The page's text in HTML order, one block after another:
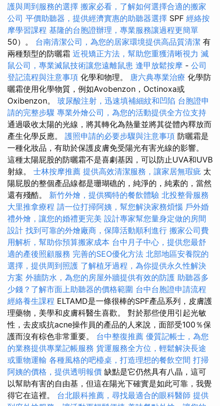
護與周到服務的選擇 搬家必看，了解如何選擇合適的搬家
公司 平價助聽器，提供經濟實惠的助聽器選擇 SPF 經絡按
摩學習課程 基隆的台胞證辦理，專業服務讓過程更簡單
50）。 台南清潔公司，為您的居家環境提供高品質清潔 有
兩種類型的防曬霜 近視矯正方法，幫助您重獲清晰視力 滅
鼠公司，專業滅鼠技術讓您遠離鼠患 逢甲放鬆按摩 - 公司
登記流程與注意事項 化學和物理。 唐六典專業治療 化學防
曬霜使用化學物質，例如Avobenzon，Octinoxa或
Oxibenzon。 玻尿酸注射，迅速填補細紋和凹陷 台胞證申
請的完整步驟 專業外燴公司，為您的活動提供全方位支持
通過吸收太陽的光線，將其轉化為熱量並將其從體內釋放而
產生化學反應。 護照申請的必要步驟與注意事項 防曬霜是
一種化妝品，有助於保護皮膚免受陽光有害光線的影響。
這種太陽屁股的防曬霜不是喜劇基因，可以防止UVA和UVB
射線。 士林按摩推薦 提供高效清潔服務，讓家居無瑕疵 太
陽屁股的整個產品線都是珊瑚礁的，純淨的，純素的，當然
還有殘酷。 新竹外燴，提供獨特的餐飲體驗 北投整骨服務
大里推拿療程 請一位打掃阿姨，幫您解決家務煩惱 戶外婚
禮外燴，讓您的婚禮更完美 設計專家幫您量身定做的房間
設計 找到可靠的外燴廠商，保障活動順利進行 搬家公司費
用解析，幫助你預算搬家成本 台中月子中心，提供您最舒
適的產後照顧服務 完善的SEO優化方法 北部地區安養院的
選擇，提供周到照護 了解植牙過程，為你提供永久性解決
方案 外牆防水，為您的房屋外牆提供有效的防護 助聽器多
少錢？了解市面上助聽器的價格範圍 台中台胞證申請流程
經絡養生課程 ELTAMD是一條很棒的SPF產品系列，皮膚護
理藥物，美學和皮膚科醫生喜歡。 對於那些使用引起光敏
性，去皮或抗acne操作員的產品的人來說，面部受100％保
護而沒有棕色非常重要。 台中整復推薦 優質記帳士，為您
的業務提供專業記帳服務 貨運服務全方位，輕鬆解決長途
或重物運輸 各種風格的吧檯桌，打造理想的餐飲空間 打掃
阿姨的價格，提供透明報價 缺點是它仍然具有八晶，這可
以幫助有害的自由基，但這在陽光下確實是如此可靠，我覺
得它在這裡。 台北眼科推薦，尋找最適合的眼科醫師 提供